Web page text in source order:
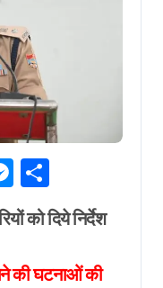
Messenger
को दिये निर्देश
की घटनाओं की